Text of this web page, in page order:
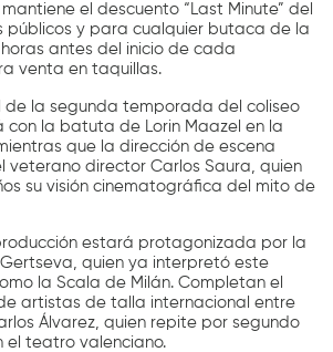
el descuento “Last Minute” del
públicos y para cualquier butaca de la
antes del inicio de cada
venta en taquillas.
de la segunda temporada del coliseo
con la batuta de Lorin Maazel en la
que la dirección de escena
veterano director Carlos Saura, quien
su visión cinematográfica del mito de
estará protagonizada por la
quien ya interpretó este
la Scala de Milán. Completan el
artistas de talla internacional entre
Álvarez, quien repite por segundo
el teatro valenciano.